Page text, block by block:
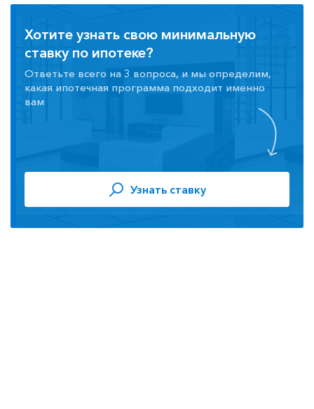
Хотите узнать свою минимальную
ставку по ипотеке?
Ответьте всего на 3 вопроса, и мы определим,
какая ипотечная программа подходит именно
вам
Узнать ставку